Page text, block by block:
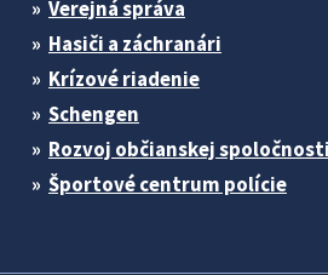
Verejná správa
Hasiči a záchranári
Krízové riadenie
Schengen
Rozvoj občianskej spoločnosti
Športové centrum polície